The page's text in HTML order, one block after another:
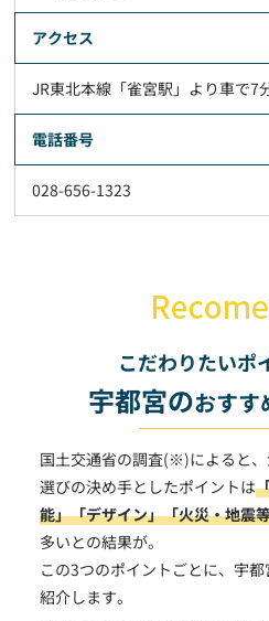
アクセス
JR東北本線「雀宮駅」より車で7
電話番号
028-656-1323
こだわりたいポ
宇都宮のおすす
国土交通省の調査(※)によると
選びの決め手としたポイントは
能」「デザイン」「火災・地震
多いとの結果が。
この3つのポイントごとに、宇
紹介します。